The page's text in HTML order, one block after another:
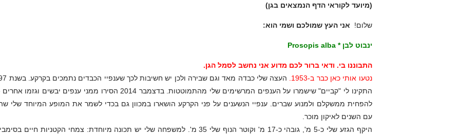
(מיועד לקוראי הדף הנמצאים בגן)
שלום! אני העץ שמולכם ושמי הוא:
ינבוט לבן * Prosopis alba
התבוננו בי. ודאי ברור לכם מדוע אני נחשב לסמל הגן.
נטעו אותי כאן כבר ב-1953.
העצה שלי כבדה מאד וגם
התקינו לי "קביים" שישמרו על הענפים המרשימים שלי מהתמוטטות. בדצמבר 2014 הסירו ממני ענפים יבשים וגזמו
להפחית ממשקלם ולמנוע שברים. ענפיי הנשענים על פני הקרקע הושארו במכוון גם בכדי לשמר את המופע המיוחד שלי
עם השנים לאיקון מוכר.
היקף הגזע שלי כ-5 מ', גובהי כ-17 מ' וקוטר הנוף שלי 35 מ'. למשפחה שלי יש תכונה מיוחדת: צמחי הקטניות חיים